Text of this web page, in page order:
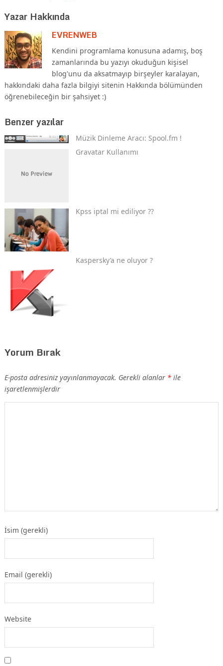
Yazar Hakkında
EVRENWEB
Kendini programlama konusuna adamış, boş
zamanlarında bu yazıyı okuduğun kişisel
blog'unu da aksatmayıp birşeyler karalayan,
hakkındaki daha fazla bilgiyi sitenin Hakkında bölümünden
öğrenebileceğin bir şahsiyet :)
Benzer yazılar
Müzik Dinleme Aracı: Spool.fm !
Gravatar Kullanımı
Kpss iptal mi ediliyor ??
Kaspersky’a ne oluyor ?
Yorum Bırak
E-posta adresiniz yayınlanmayacak. Gerekli alanlar *ile
işaretlenmişlerdir
İsim (gerekli)
Email (gerekli)
Website